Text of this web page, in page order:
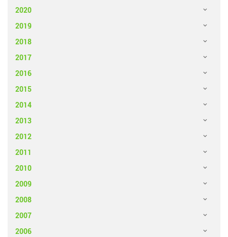
2020
2019
2018
2017
2016
2015
2014
2013
2012
2011
2010
2009
2008
2007
2006